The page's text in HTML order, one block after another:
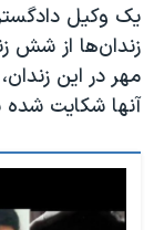
یک وکیل
مهر در این
آنها شکایت شده